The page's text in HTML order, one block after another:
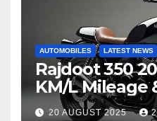
AUTOMOBILES LATEST NEWS
Rajdoot 350
KM/L Mileage
at Just ₹65,000
20 AUGUST 2025